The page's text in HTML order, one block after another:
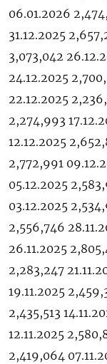
06.01.2026
31.12.2025
3,073,042
24.12.2025
22.12.2025
2,274,993
12.12.2025
2,772,991
05.12.2025
03.12.2025
2,556,746
26.11.2025
2,283,247
19.11.2025
2,435,513
12.11.2025
2,419,064